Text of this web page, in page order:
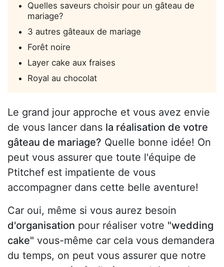
Quelles saveurs choisir pour un gâteau de
mariage?
3 autres gâteaux de mariage
Forêt noire
Layer cake aux fraises
Royal au chocolat
Le grand jour approche et vous avez envie
de vous lancer dans la réalisation de votre
gâteau de mariage? Quelle bonne idée! On
peut vous assurer que toute l'équipe de
Ptitchef est impatiente de vous
accompagner dans cette belle aventure!
Car oui, même si vous aurez besoin
d'organisation pour réaliser votre "wedding
cake" vous-même car cela vous demandera
du temps, on peut vous assurer que notre